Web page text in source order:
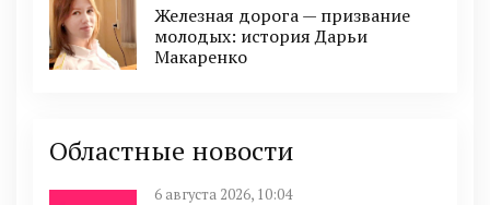
Железная дорога — призвание
молодых: история Дарьи
Макаренко
Областные новости
6 августа 2026, 10:04